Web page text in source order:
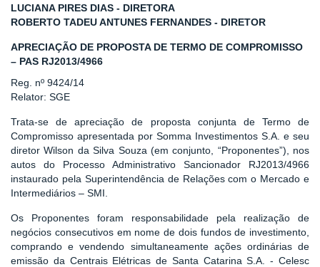
LUCIANA PIRES DIAS - DIRETORA
ROBERTO TADEU ANTUNES FERNANDES - DIRETOR
APRECIAÇÃO DE PROPOSTA DE TERMO DE COMPROMISSO
– PAS RJ2013/4966
Reg. nº 9424/14
Relator: SGE
Trata-se de apreciação de proposta conjunta de Termo de
Compromisso apresentada por Somma Investimentos S.A. e seu
diretor Wilson da Silva Souza (em conjunto, “Proponentes”), nos
autos do Processo Administrativo Sancionador RJ2013/4966
instaurado pela Superintendência de Relações com o Mercado e
Intermediários – SMI.
Os Proponentes foram responsabilidade pela realização de
negócios consecutivos em nome de dois fundos de investimento,
comprando e vendendo simultaneamente ações ordinárias de
emissão da Centrais Elétricas de Santa Catarina S.A. - Celesc